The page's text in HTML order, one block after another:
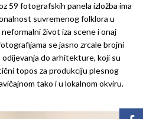
59 fotografskih panela izložba ima
suvremenog folklora u
život iza scene i onaj
se jasno zrcale brojni
do arhitekture, koji su
topos za produkciju plesnog
tako i u lokalnom okviru.